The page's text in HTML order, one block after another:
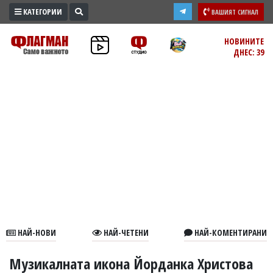
ПРОМО
ЗОНА
В
КАТЕГОРИИ ВАШИЯТ СИГНАЛ
НОВИНИТЕ
ДНЕС: 39
НАЙ-НОВИ НАЙ-ЧЕТЕНИ НАЙ-КОМЕНТИРАНИ
Музикалната икона Йорданка Христова